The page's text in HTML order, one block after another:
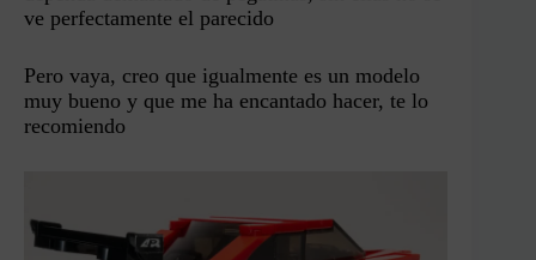
ve perfectamente el parecido
Pero vaya, creo que igualmente es un modelo
muy bueno y que me ha encantado hacer, te lo
recomiendo